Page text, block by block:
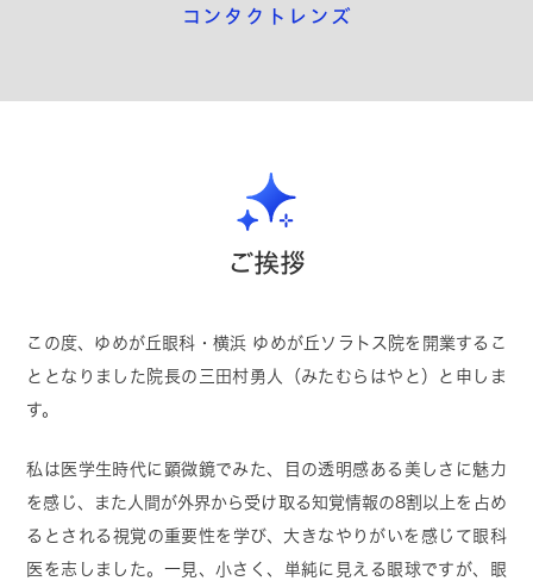
コンタクトレンズ
ご挨拶
この度、ゆめが丘眼科・横浜 ゆめが丘ソラトス院を開業するこ
ととなりました院長の三田村勇人（みたむらはやと）と申しま
す。
私は医学生時代に顕微鏡でみた、目の透明感ある美しさに魅力
を感じ、また人間が外界から受け取る知覚情報の8割以上を占め
るとされる視覚の重要性を学び、大きなやりがいを感じて眼科
医を志しました。一見、小さく、単純に見える眼球ですが、眼